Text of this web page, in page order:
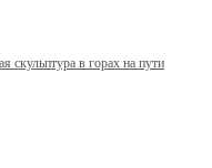
скульптура в горах на пути